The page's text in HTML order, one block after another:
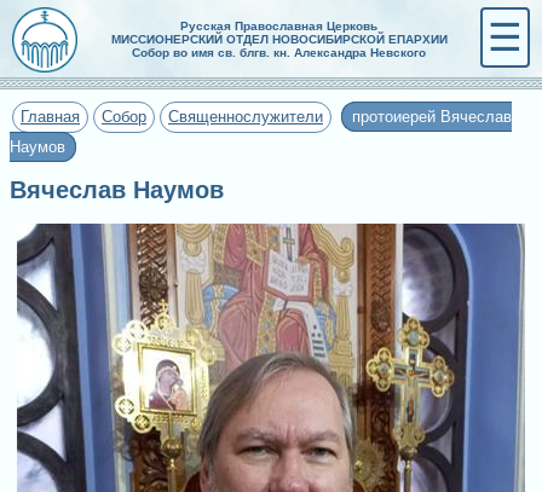
Русская Православная Церковь
МИССИОНЕРСКИЙ ОТДЕЛ НОВОСИБИРСКОЙ ЕПАРХИИ
Собор во имя св. блгв. кн. Александра Невского
☰
Главная Собор Священнослужители
протоиерей Вячеслав
Наумов
Вячеслав Наумов